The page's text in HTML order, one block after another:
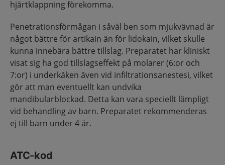
hjärtklappning förekomma.
Penetrationsförmågan i såväl ben som mjukvävnad är
något bättre för artikain än för lidokain, vilket skulle
kunna innebära bättre tillslag. Preparatet har kliniskt
visat sig ha god tillslagseffekt på molarer (6:or och
7:or) i underkäken även vid infiltrationsanestesi, vilket
gör att man eventuellt kan undvika
mandibularblockad. Detta kan vara speciellt lämpligt
vid behandling av barn. Preparatet rekommenderas
ej till barn under 4 år.
ATC-kod